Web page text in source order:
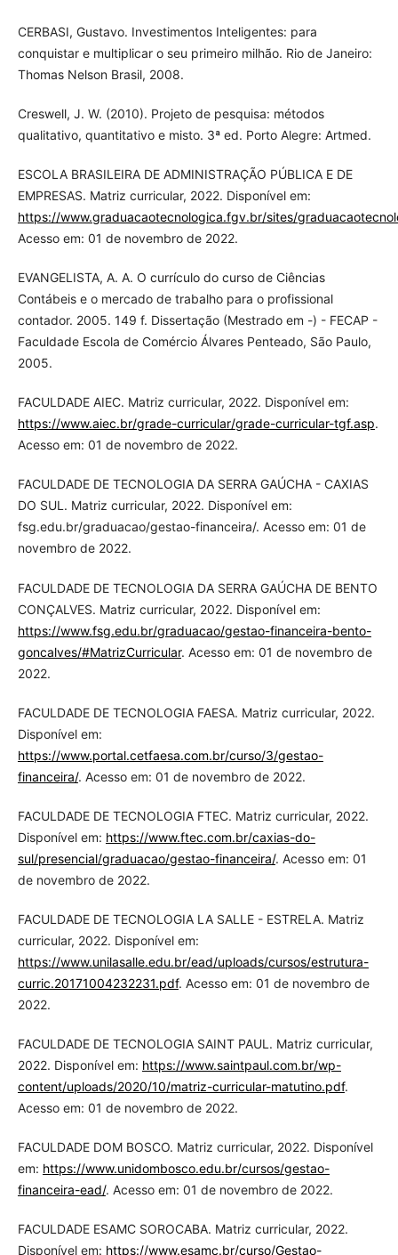
CERBASI, Gustavo. Investimentos Inteligentes: para
conquistar e multiplicar o seu primeiro milhão. Rio de Janeiro:
Thomas Nelson Brasil, 2008.
Creswell, J. W. (2010). Projeto de pesquisa: métodos
qualitativo, quantitativo e misto. 3ª ed. Porto Alegre: Artmed.
ESCOLA BRASILEIRA DE ADMINISTRAÇÃO PÚBLICA E DE
EMPRESAS. Matriz curricular, 2022. Disponível em:
https://www.graduacaotecnologica.fgv.br/sites/
Acesso em: 01 de novembro de 2022.
EVANGELISTA, A. A. O currículo do curso de Ciências
Contábeis e o mercado de trabalho para o profissional
contador. 2005. 149 f. Dissertação (Mestrado em -) - FECAP -
Faculdade Escola de Comércio Álvares Penteado, São Paulo,
2005.
FACULDADE AIEC. Matriz curricular, 2022. Disponível em:
https://www.aiec.br/grade-curricular/grade-curricular-tgf.asp.
Acesso em: 01 de novembro de 2022.
FACULDADE DE TECNOLOGIA DA SERRA GAÚCHA - CAXIAS
DO SUL. Matriz curricular, 2022. Disponível em:
fsg.edu.br/graduacao/gestao-financeira/. Acesso em: 01 de
novembro de 2022.
FACULDADE DE TECNOLOGIA DA SERRA GAÚCHA DE BENTO
CONÇALVES. Matriz curricular, 2022. Disponível em:
https://www.fsg.edu.br/graduacao/gestao-financeira-bento-
goncalves/#MatrizCurricular. Acesso em: 01 de novembro de
2022.
FACULDADE DE TECNOLOGIA FAESA. Matriz curricular, 2022.
Disponível em:
https://www.portal.cetfaesa.com.br/curso/3/gestao-
financeira/. Acesso em: 01 de novembro de 2022.
FACULDADE DE TECNOLOGIA FTEC. Matriz curricular, 2022.
Disponível em: https://www.ftec.com.br/caxias-do-
sul/presencial/graduacao/gestao-financeira/. Acesso em: 01
de novembro de 2022.
FACULDADE DE TECNOLOGIA LA SALLE - ESTRELA. Matriz
curricular, 2022. Disponível em:
https://www.unilasalle.edu.br/ead/uploads/cursos/estrutura-
curric.20171004232231.pdf. Acesso em: 01 de novembro de
2022.
FACULDADE DE TECNOLOGIA SAINT PAUL. Matriz curricular,
2022. Disponível em: https://www.saintpaul.com.br/wp-
content/uploads/2020/10/matriz-curricular-matutino.pdf.
Acesso em: 01 de novembro de 2022.
FACULDADE DOM BOSCO. Matriz curricular, 2022. Disponível
em: https://www.unidombosco.edu.br/cursos/gestao-
financeira-ead/. Acesso em: 01 de novembro de 2022.
FACULDADE ESAMC SOROCABA. Matriz curricular, 2022.
Disponível em: https://www.esamc.br/curso/Gestao-